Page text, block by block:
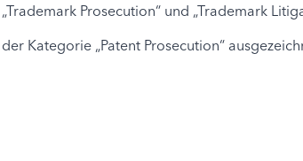
Prosecution“ und „Trademark
Kategorie „Patent Prosecution“